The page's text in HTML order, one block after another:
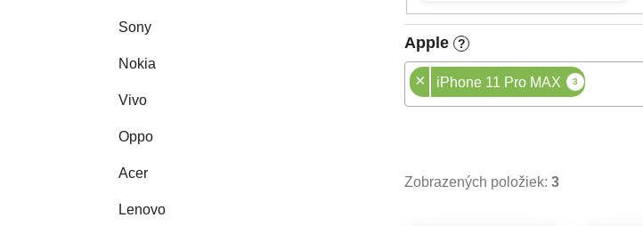
Sony
Nokia
Vivo
Oppo
Acer
Lenovo
Apple ?
× iPhone 11 Pro MAX 3
Zobrazených položiek: 3